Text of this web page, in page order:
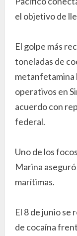
el objetivo de
El golpe más
toneladas de
metanfetamina
operativos en
acuerdo con
federal.
Uno de los
Marina
marítimas.
El 8 de junio se
de cocaína